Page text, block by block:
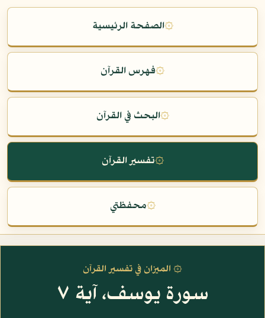
۞الصفحة الرئيسية
۞فهرس القرآن
۞البحث في القرآن
۞تفسير القرآن
۞محفظتي
۞ الميزان في تفسير القرآن
سورة يوسف، آية ٧